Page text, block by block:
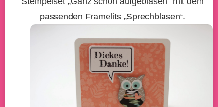
passenden Framelits „Sprechblasen“.